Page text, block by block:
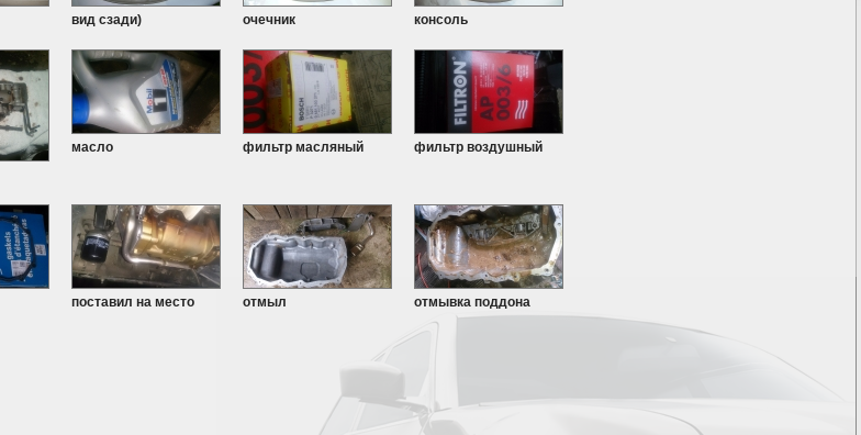
вид сзади) очечник консоль
масло фильтр масляный фильтр воздушный
поставил на место отмыл отмывка поддона